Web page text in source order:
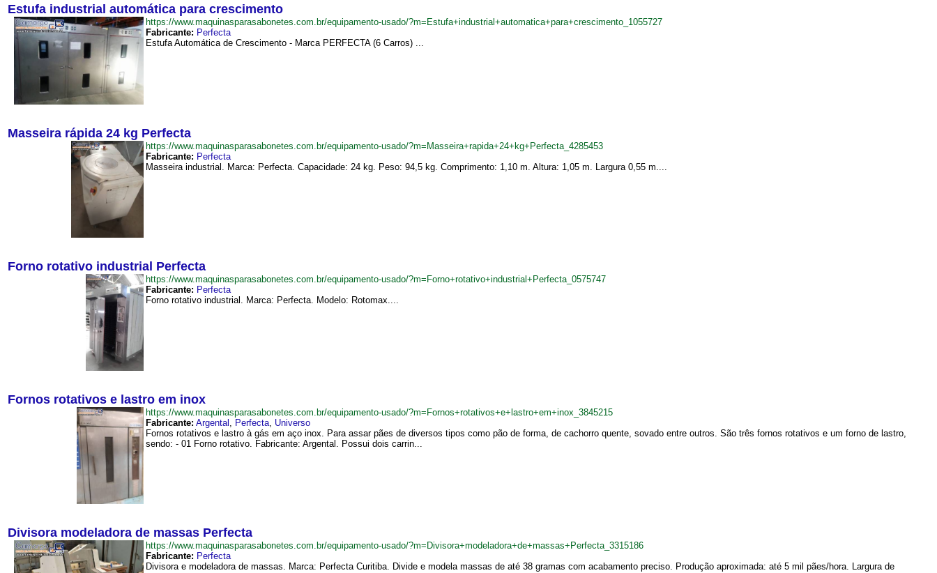
Estufa industrial automática para crescimento
https://www.maquinasparasabonetes.com.br/equipamento-usado/?m=Estufa+industrial+automatica+para+crescimento_1055727
Fabricante: Perfecta
Estufa Automática de Crescimento - Marca PERFECTA (6 Carros) ...
Masseira rápida 24 kg Perfecta
https://www.maquinasparasabonetes.com.br/equipamento-usado/?m=Masseira+rapida+24+kg+Perfecta_4285453
Fabricante: Perfecta
Masseira industrial. Marca: Perfecta. Capacidade: 24 kg. Peso: 94,5 kg. Comprimento: 1,10 m. Altura: 1,05 m. Largura 0,55 m....
Forno rotativo industrial Perfecta
https://www.maquinasparasabonetes.com.br/equipamento-usado/?m=Forno+rotativo+industrial+Perfecta_0575747
Fabricante: Perfecta
Forno rotativo industrial. Marca: Perfecta. Modelo: Rotomax....
Fornos rotativos e lastro em inox
https://www.maquinasparasabonetes.com.br/equipamento-usado/?m=Fornos+rotativos+e+lastro+em+inox_3845215
Fabricante: Argental , Perfecta, Universo
Fornos rotativos e lastro à gás em aço inox. Para assar pães de diversos tipos como pão de forma, de cachorro quente, sovado entre outros. São três fornos rotativos e um forno de lastro,
sendo: - 01 Forno rotativo. Fabricante: Argental. Possui dois carrin...
Divisora modeladora de massas Perfecta
https://www.maquinasparasabonetes.com.br/equipamento-usado/?m=Divisora+modeladora+de+massas+Perfecta_3315186
Fabricante: Perfecta
Divisora e modeladora de massas. Marca: Perfecta Curitiba. Divide e modela massas de até 38 gramas com acabamento preciso. Produção aproximada: até 5 mil pães/hora. Largura de